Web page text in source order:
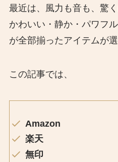
最近は、風力も音も、驚く
かわいい・静か・パワフ
が全部揃ったアイテムが選
この記事では、
Amazon
楽天
無印